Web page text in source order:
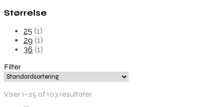
Størrelse
25 (1)
29 (1)
36 (1)
Filter
Viser 1–25 af 103 resultater